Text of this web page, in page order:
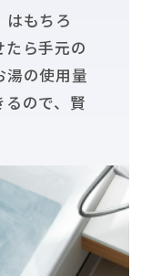
はもちろ
ら手元の
湯の使用量
ので、賢